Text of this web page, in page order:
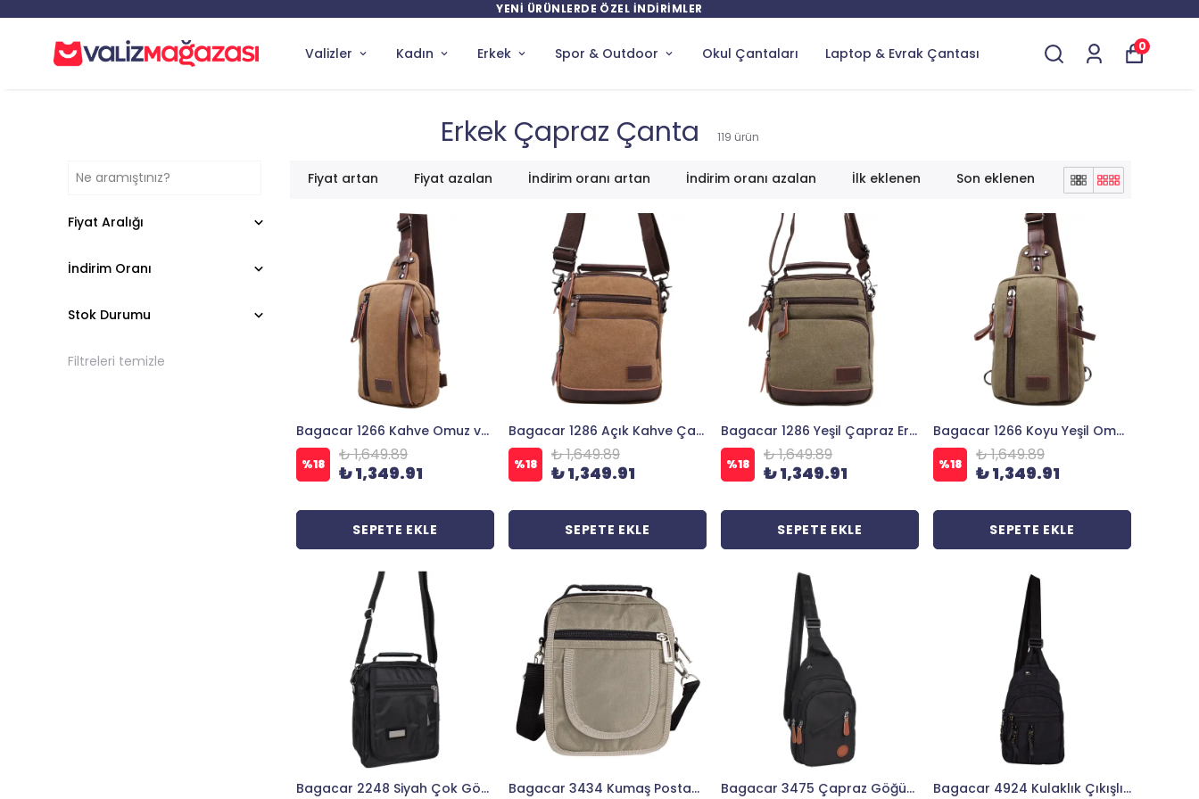
YENİ ÜRÜNLERDE ÖZEL İNDİRİMLER
Valizler Kadın Erkek Spor & Outdoor Okul Çantaları Laptop & Evrak Çantası 0
Erkek Çapraz Çanta 119 ürün
Fiyat artan Fiyat azalan İndirim oranı artan İndirim oranı azalan İlk eklenen Son eklenen
Fiyat Aralığı
İndirim Oranı
Stok Durumu
Filtreleri temizle
Bagacar 1266 Kahve Omuz ve Çapraz Vücut Çantası
%18 ₺ 1,649.89
₺ 1,349.91
SEPETE EKLE
Bagacar 1286 Açık Kahve Çapraz Erkek El ve Omuz Askılı Çanta
%18 ₺ 1,649.89
₺ 1,349.91
SEPETE EKLE
Bagacar 1286 Yeşil Çapraz Erkek El ve Omuz Askılı Çanta
%18 ₺ 1,649.89
₺ 1,349.91
SEPETE EKLE
Bagacar 1266 Koyu Yeşil Omuz ve Çapraz Vücut Çantası
%18 ₺ 1,649.89
₺ 1,349.91
SEPETE EKLE
Bagacar 2248 Siyah Çok Gözlü Erkek El ve Omuz Askılı Çanta Bagacar 3434 Kumaş Postacı Omuz Çantası Bej Bagacar 3475 Çapraz Göğüs Body Bag ve Sırt Çantası Siyah Bagacar 4924 Kulaklık Çıkışlı Body Bag ve Omuz Çantası Siyah